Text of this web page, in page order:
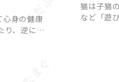
身の健康
り、逆に遊
猫は子猫
など「遊